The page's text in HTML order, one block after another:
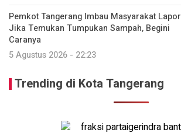
Pemkot Tangerang Imbau Masyarakat Lapor
Jika Temukan Tumpukan Sampah, Begini
Caranya
5 Agustus 2026 - 22:23
Trending di Kota Tangerang